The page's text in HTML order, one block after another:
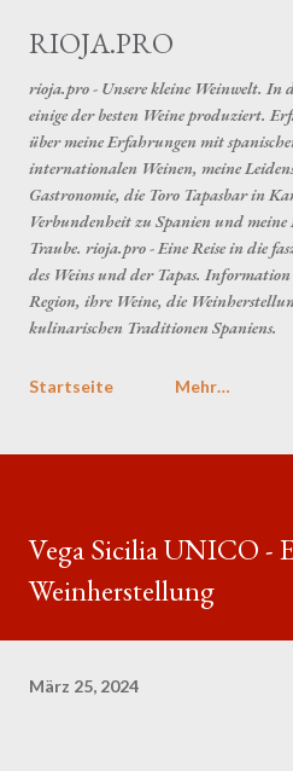
RIOJA.PRO
rioja.pro - Unsere kleine Weinwelt. In
einige der besten Weine produziert.
über meine Erfahrungen mit
internationalen Weinen, meine
Gastronomie, die Toro Tapasbar in
Verbundenheit zu Spanien und meine
Traube. rioja.pro - Eine Reise in die
des Weins und der Tapas.
Region, ihre Weine, die
kulinarischen Traditionen Spaniens.
Startseite Mehr…
Vega Sicilia UNICO -
Weinherstellung
März 25, 2024